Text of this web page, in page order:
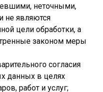
неточными,
не являются
цели обработки, а
законом меры
согласия
данных в целях
работ и услуг;